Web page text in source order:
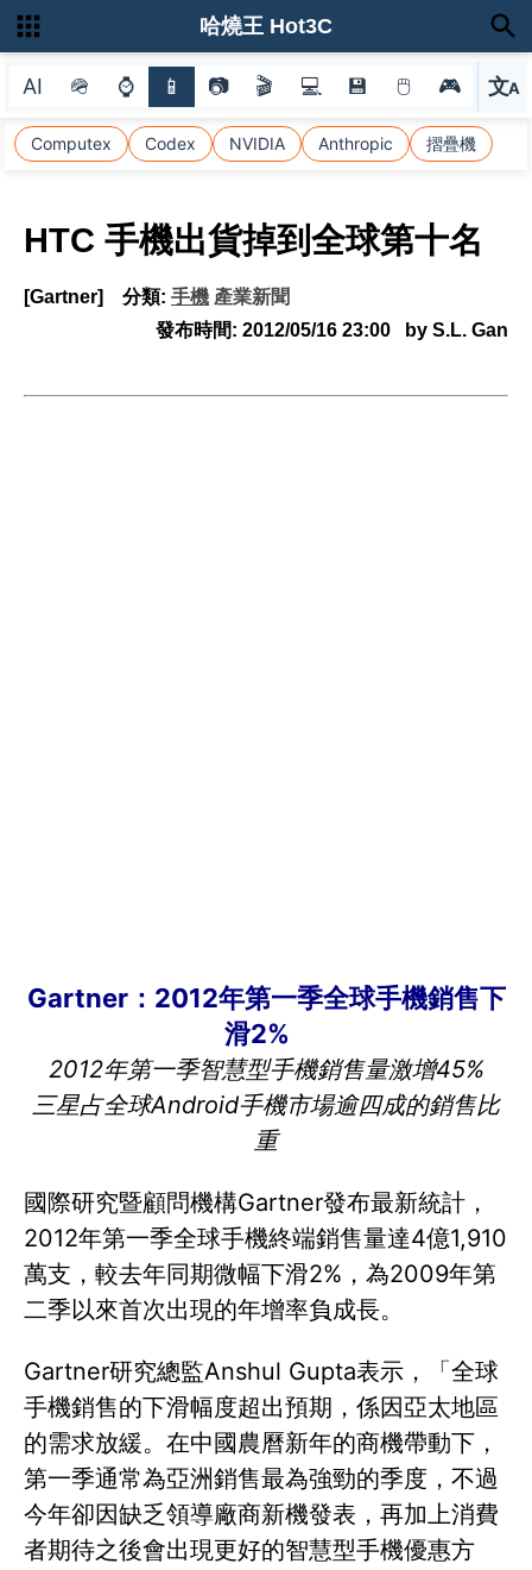
AI 🪖 ⌚ 📱 📷 🎬 💻 💾 🖱 🎮 文A
選
Computex Codex NVIDIA Anthropic 摺疊機
哈燒王 Hot3C
HTC 手機出貨掉到全球第十名
[Gartner] 分類: 手機 產業新聞
發布時間: 2012/05/16 23:00 by S.L. Gan
Gartner： 2012年第一季全球手機銷售下
滑2%
2012年第一季智慧型手機銷售量激增45%
三星占全球Android手機市場逾四成的銷售比
重
國際研究暨顧問機構Gartner發布最新統計，
2012年第一季全球手機終端銷售量達4億1,910
萬支，較去年同期微幅下滑2%，為2009年第
二季以來首次出現的年增率負成長。
Gartner研究總監Anshul Gupta表示，「全球
手機銷售的下滑幅度超出預期，係因亞太地區
的需求放緩。在中國農曆新年的商機帶動下，
第一季通常為亞洲銷售最為強勁的季度，不過
今年卻因缺乏領導廠商新機發表，再加上消費
者期待之後會出現更好的智慧型手機優惠方